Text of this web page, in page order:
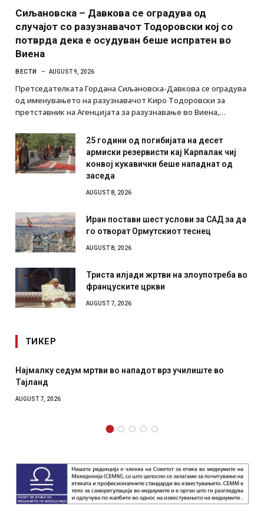
Сиљановска – Давкова се оградува од
случајот со разузнавачот Тодоровски кој со
потврда дека е осудуван беше испратен во
Виена
ВЕСТИ AUGUST 9, 2026
Претседателката Гордана Сиљановска-Давкова се оградува
од именувањето на разузнавачот Киро Тодоровски за
претставник на Агенцијата за разузнавање во Виена,…
25 години од погибијата на десет
армиски резервисти кај Карпалак чиј
конвој кукавички беше нападнат од
заседа
AUGUST 8, 2026
Иран постави шест услови за САД за да
го отворат Ормутскиот теснец
AUGUST 8, 2026
Триста илјади жртви на злоупотреба во
француските цркви
AUGUST 7, 2026
ТИКЕР
седум мртви во нападот врз училиште во
7, 2026